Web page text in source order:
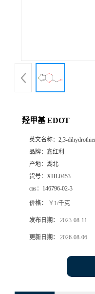
羟甲基 EDOT
英文名称： 2,3-
品牌： 鑫红利
产地： 湖北
货号： XHL0453
cas： 146796-02-3
价格： ￥1/千克
发布日期： 2023-08-11
更新日期： 2026-08-06